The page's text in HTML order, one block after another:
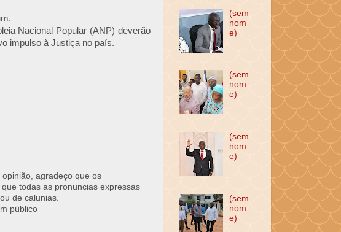
Nacional Popular (ANP) deverão
impulso à Justiça no país.
agradeço que os
todas as pronuncias expressas
de calunias.
público
(sem
nom
e)
(sem
nom
e)
(sem
nom
e)
(sem
nom
e)